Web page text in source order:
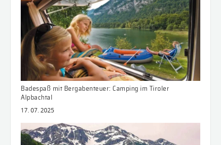
Badespaß mit Bergabenteuer: Camping im Tiroler
Alpbachtal
17. 07. 2025